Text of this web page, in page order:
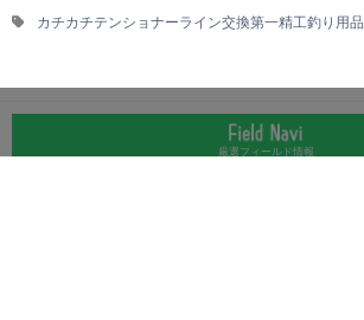
カチカチテンショナーライン交換第一精工釣り用品
厳選フィールド情報